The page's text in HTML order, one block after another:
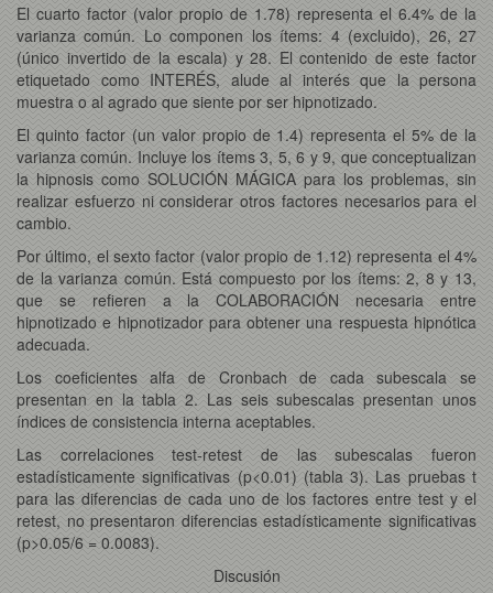
El cuarto factor (valor propio de 1.78) representa el 6.4% de la
varianza común. Lo componen los ítems: 4 (excluido), 26, 27
(único invertido de la escala) y 28. El contenido de este factor
etiquetado como INTERÉS, alude al interés que la persona
muestra o al agrado que siente por ser hipnotizado.
El quinto factor (un valor propio de 1.4) representa el 5% de la
varianza común. Incluye los ítems 3, 5, 6 y 9, que conceptualizan
la hipnosis como SOLUCIÓN MÁGICA para los problemas, sin
realizar esfuerzo ni considerar otros factores necesarios para el
cambio.
Por último, el sexto factor (valor propio de 1.12) representa el 4%
de la varianza común. Está compuesto por los ítems: 2, 8 y 13,
que se refieren a la COLABORACIÓN necesaria entre
hipnotizado e hipnotizador para obtener una respuesta hipnótica
adecuada.
Los coeficientes alfa de Cronbach de cada subescala se
presentan en la tabla 2. Las seis subescalas presentan unos
índices de consistencia interna aceptables.
Las correlaciones test-retest de las subescalas fueron
estadísticamente significativas (p<0.01) (tabla 3). Las pruebas t
para las diferencias de cada uno de los factores entre test y el
retest, no presentaron diferencias estadísticamente significativas
(p>0.05/6 = 0.0083).
Discusión